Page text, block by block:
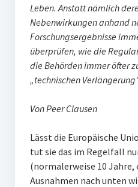
Leben. Anstatt nämlich
Nebenwirkungen anhand
Forschungsergebnisse
überprüfen, wie die
die Behörden immer öfter
„technischen
Von Peer Clausen
Lässt die Europäische
tut sie das im Regelfall
(normalerweise 10 Jahre,
Ausnahmen nach unten